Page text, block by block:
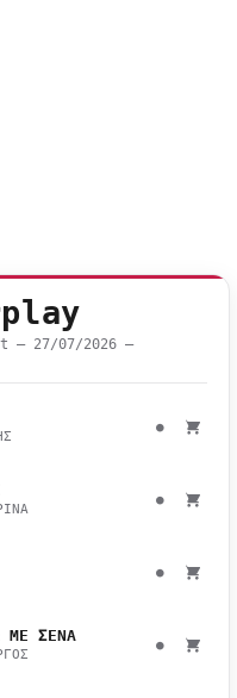
27/07/2026 –
●
●
●
ΜΕ ΣΕΝΑ ●